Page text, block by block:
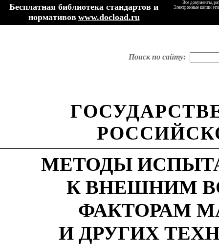
Бесплатная библиотека стандартов и
нормативов www.docload.ru
Все документы,
Электронные копии
Поиск по сайту:
МЕТОДЫ
К ВНЕШНИМ
ФАКТОРАМ
И ДРУГИХ